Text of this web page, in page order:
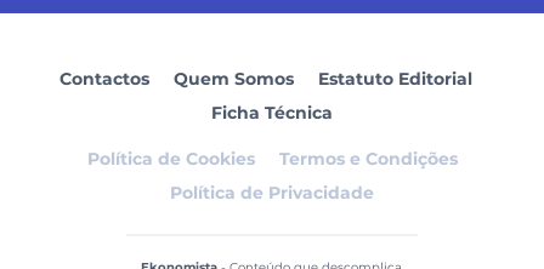
Contactos Quem Somos
Estatuto Editorial
Ficha Técnica
Política de Cookies
Termos e Condições
Política de Privacidade